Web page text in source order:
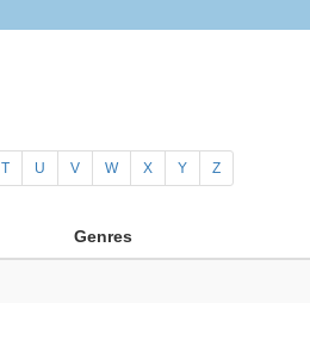
T U V W X Y Z
Genres